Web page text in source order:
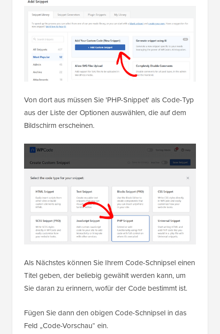
Von dort aus müssen Sie 'PHP-Snippet' als Code-Typ
aus der Liste der Optionen auswählen, die auf dem
Bildschirm erscheinen.
Als Nächstes können Sie Ihrem Code-Schnipsel einen
Titel geben, der beliebig gewählt werden kann, um
Sie daran zu erinnern, wofür der Code bestimmt ist.
Fügen Sie dann den obigen Code-Schnipsel in das
Feld „Code-Vorschau“ ein.